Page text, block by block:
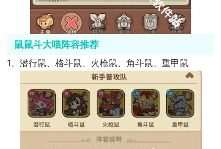
鼠鼠斗大喵阵容推荐
1、潜行鼠、格斗鼠、火枪鼠、角斗鼠、重甲鼠